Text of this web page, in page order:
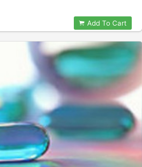
Add To Cart